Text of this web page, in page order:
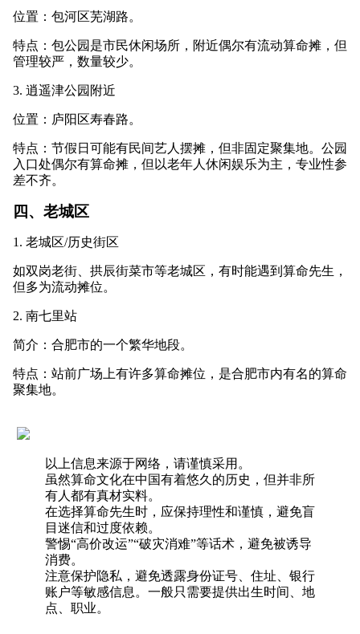
位置：包河区芜湖路。
特点：包公园是市民休闲场所，附近偶尔有流动算命摊，但
管理较严，数量较少。
3. 逍遥津公园附近
位置：庐阳区寿春路。
特点：节假日可能有民间艺人摆摊，但非固定聚集地。公园
入口处偶尔有算命摊，但以老年人休闲娱乐为主，专业性参
差不齐。
四、老城区
1. 老城区/历史街区
如双岗老街、拱辰街菜市等老城区，有时能遇到算命先生，
但多为流动摊位。
2. 南七里站
简介：合肥市的一个繁华地段。
特点：站前广场上有许多算命摊位，是合肥市内有名的算命
聚集地。
以上信息来源于网络，请谨慎采用。
虽然算命文化在中国有着悠久的历史，但并非所
有人都有真材实料。
在选择算命先生时，应保持理性和谨慎，避免盲
目迷信和过度依赖。
警惕“高价改运”“破灾消难”等话术，避免被诱导
消费。
注意保护隐私，避免透露身份证号、住址、银行
账户等敏感信息。一般只需要提供出生时间、地
点、职业。